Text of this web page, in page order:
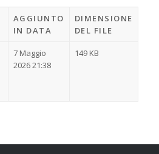
AGGIUNTO
IN DATA
DIMENSIONE
DEL FILE
7 Maggio
2026 21:38
149 KB